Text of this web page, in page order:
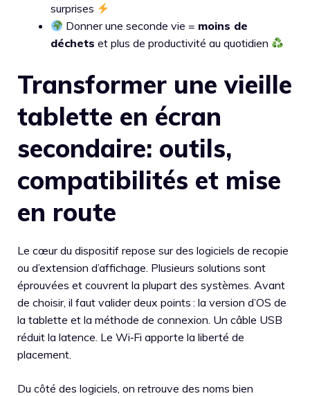
surprises
Donner une seconde vie = moins de
déchets et plus de productivité au quotidien
Transformer une vieille
tablette en écran
secondaire: outils,
compatibilités et mise
en route
Le cœur du dispositif repose sur des logiciels de recopie
ou d’extension d’affichage. Plusieurs solutions sont
éprouvées et couvrent la plupart des systèmes. Avant
de choisir, il faut valider deux points : la version d’OS de
la tablette et la méthode de connexion. Un câble USB
réduit la latence. Le Wi‑Fi apporte la liberté de
placement.
Du côté des logiciels, on retrouve des noms bien